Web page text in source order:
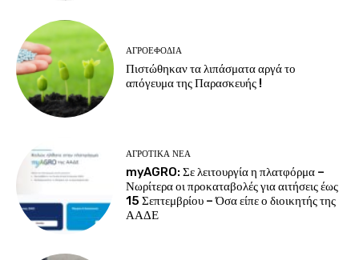
ΑΓΡΟΕΦΌΔΙΑ
Πιστώθηκαν τα λιπάσματα αργά το
απόγευμα της Παρασκευής !
ΑΓΡΟΤΙΚΆ ΝΈΑ
myAGRO: Σε λειτουργία η πλατφόρμα –
Νωρίτερα οι προκαταβολές για αιτήσεις έως
15 Σεπτεμβρίου – Όσα είπε ο διοικητής της
ΑΑΔΕ